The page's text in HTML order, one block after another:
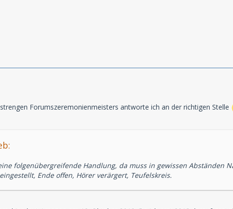
Forumszeremonienmeisters antworte ich an der richtigen Stelle
folgenübergreifende Handlung, da muss in gewissen Abständen
Ende offen, Hörer verärgert, Teufelskreis.